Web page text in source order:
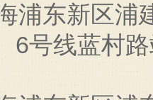
浦东新区浦
6号线蓝村